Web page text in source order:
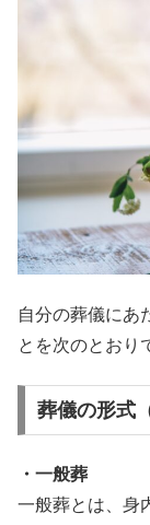
自分の葬儀にあ
とを次のとおり
葬儀の形式
・一般葬
一般葬とは、身